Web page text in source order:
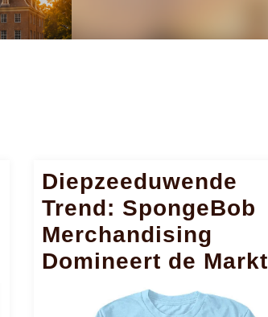
Diepzeeduwende
Trend: SpongeBob
Merchandising
Domineert de Markt